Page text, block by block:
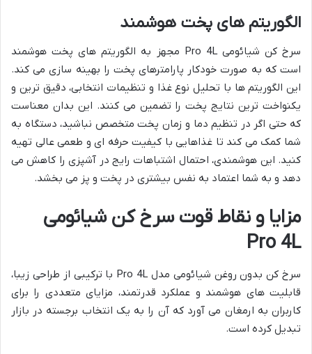
الگوریتم های پخت هوشمند
سرخ کن شیائومی Pro 4L مجهز به الگوریتم های پخت هوشمند
است که به صورت خودکار پارامترهای پخت را بهینه سازی می کند.
این الگوریتم ها با تحلیل نوع غذا و تنظیمات انتخابی، دقیق ترین و
یکنواخت ترین نتایج پخت را تضمین می کنند. این بدان معناست
که حتی اگر در تنظیم دما و زمان پخت متخصص نباشید، دستگاه به
شما کمک می کند تا غذاهایی با کیفیت حرفه ای و طعمی عالی تهیه
کنید. این هوشمندی، احتمال اشتباهات رایج در آشپزی را کاهش می
دهد و به شما اعتماد به نفس بیشتری در پخت و پز می بخشد.
مزایا و نقاط قوت سرخ کن شیائومی
Pro 4L
سرخ کن بدون روغن شیائومی مدل Pro 4L با ترکیبی از طراحی زیبا،
قابلیت های هوشمند و عملکرد قدرتمند، مزایای متعددی را برای
کاربران به ارمغان می آورد که آن را به یک انتخاب برجسته در بازار
تبدیل کرده است.